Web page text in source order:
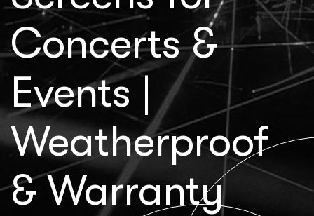
Concerts &
Events |
Weatherproof
& Warranty